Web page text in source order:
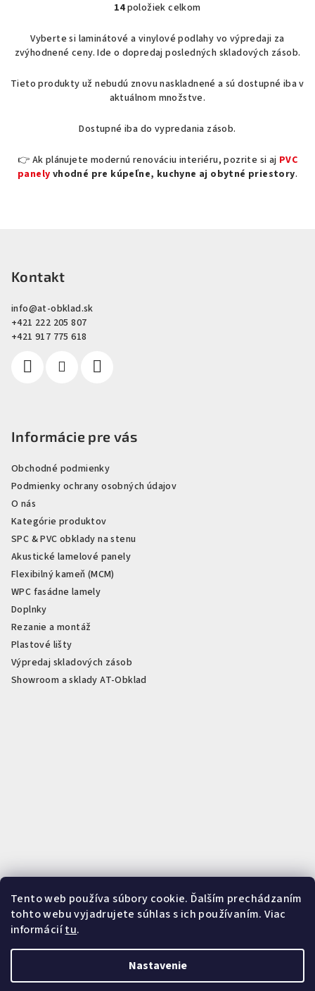
Tento web používa súbory cookie. Ďalším prechádzaním
tohto webu vyjadrujete súhlas s ich používaním. Viac
informáciítu.
Nastavenie
O
v
l
á
d
a
i
p
r
14položiek celkom
Vyberte si laminátové a vinylové podlahy vo výpredaji za
zvýhodnené ceny. Ide o dopredaj posledných skladových zásob.
Tieto produkty už nebudú znovu naskladnené a sú dostupné iba v
aktuálnom množstve.
Dostupné iba do vypredania zásob.
👉 Ak plánujete modernú renováciu interiéru, pozrite si aj PVC
panely vhodné pre kúpeľne, kuchyne aj obytné priestory.
Kontakt
info@at-obklad.sk
+421 222 205 807
+421 917 775 618
Informácie pre vás
Obchodné podmienky
Podmienky ochrany osobných údajov
O nás
Kategórie produktov
SPC & PVC obklady na stenu
Akustické lamelové panely
Flexibilný kameň (MCM)
WPC fasádne lamely
Doplnky
Rezanie a montáž
Plastové lišty
Výpredaj skladových zásob
Showroom a sklady AT-Obklad
Rezanie na mieru podľa vašich potriebPresné rezanie PVC, SPC,
akustických panelov, WPC panelov a profilov. Zistiť viac o službe
Zistiť viac o rezaní